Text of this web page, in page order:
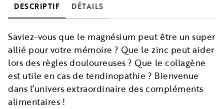
DESCRIPTIF DÉTAILS
Saviez-vous que le magnésium peut être un super
allié pour votre mémoire ? Que le zinc peut aider
lors des règles douloureuses ? Que le collagène
est utile en cas de tendinopathie ? Bienvenue
dans l’univers extraordinaire des compléments
alimentaires !